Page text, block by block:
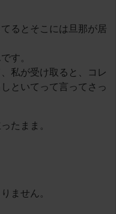
るとそこには旦那が居
す。
私が受け取ると、コレ
といてって言ってさっ
たまま。
ません。